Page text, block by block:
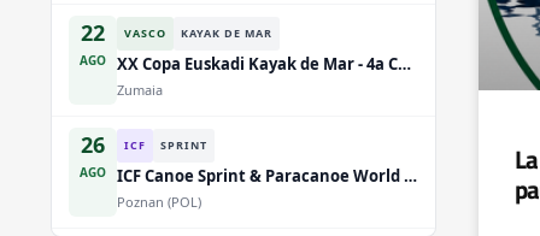
22
AGO
VASCO KAYAK DE MAR
XX Copa Euskadi Kayak de Mar - 4a Competicion
Zumaia
26
AGO
ICF SPRINT
ICF Canoe Sprint & Paracanoe World Championships
Poznan (POL)